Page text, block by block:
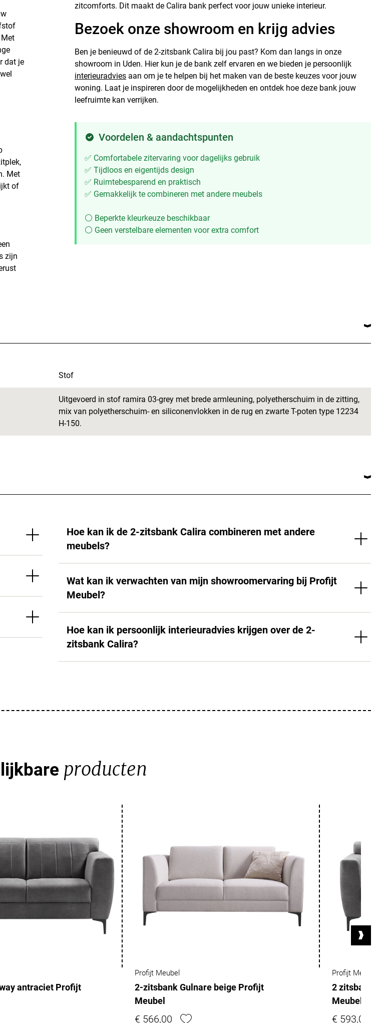
dat je
Met
of
zijn
zitcomforts. Dit maakt de Calira bank perfect voor jouw unieke interieur.
Bezoek onze showroom en krijg advies
Ben je benieuwd of de 2-zitsbank Calira bij jou past? Kom dan langs in onze
showroom in Uden. Hier kun je de bank zelf ervaren en we bieden je persoonlijk
interieuradvies aan om je te helpen bij het maken van de beste keuzes voor jouw
woning. Laat je inspireren door de mogelijkheden en ontdek hoe deze bank jouw
leefruimte kan verrijken.
Voordelen & aandachtspunten
✅ Comfortabele zitervaring voor dagelijks gebruik
✅ Tijdloos en eigentijds design
✅ Ruimtebesparend en praktisch
✅ Gemakkelijk te combineren met andere meubels
⚪ Beperkte kleurkeuze beschikbaar
⚪ Geen verstelbare elementen voor extra comfort
Stof
Uitgevoerd in stof ramira 03-grey met brede armleuning, polyetherschuim in de zitting,
mix van polyetherschuim- en siliconenvlokken in de rug en zwarte T-poten type 12234
H-150.
Hoe kan ik de 2-zitsbank Calira combineren met andere
meubels?
Wat kan ik verwachten van mijn showroomervaring bij Profijt
Meubel?
Hoe kan ik persoonlijk interieuradvies krijgen over de 2-
zitsbank Calira?
producten
antraciet Profijt
Profijt Meubel
2-zitsbank Gulnare beige Profijt
Meubel
€ 566,00
Profijt Meubel
2 zitsbank
Meubel
€ 593,00